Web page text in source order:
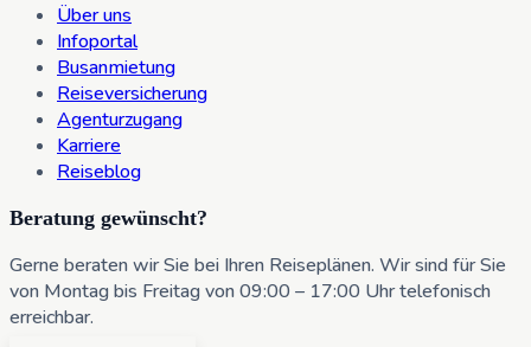
Über uns
Infoportal
Busanmietung
Reiseversicherung
Agenturzugang
Karriere
Reiseblog
Beratung gewünscht?
Gerne beraten wir Sie bei Ihren Reiseplänen. Wir sind für Sie
von Montag bis Freitag von 09:00 – 17:00 Uhr telefonisch
erreichbar.